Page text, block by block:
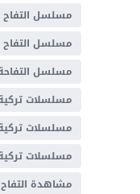
مسلسل التفاح
مسلسل
مسلسل
مسلسلات
مسلسلات تركية
مسلسلات
مشاهدة